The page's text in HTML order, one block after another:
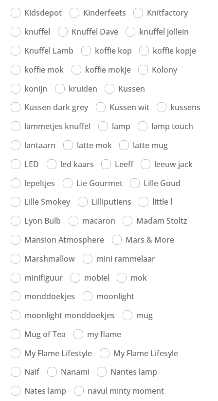
Kidsdepot
Kinderfeets
Knitfactory
knuffel
Knuffel Dave
knuffel jollein
Knuffel Lamb
koffie kop
koffie kopje
koffie mok
koffie mokje
Kolony
konijn
kruiden
Kussen
Kussen dark grey
Kussen wit
kussens
lammetjes knuffel
lamp
lamp touch
lantaarn
latte mok
latte mug
LED
led kaars Leeff
leeuw jack
lepeltjes
Lie Gourmet
Lille Goud
Lille Smokey
Lilliputiens
little l
Lyon Bulb
macaron
Madam Stoltz
Mansion Atmosphere
Mars & More
Marshmallow
mini rammelaar
minifiguur
mobiel
mok
monddoekjes
moonlight
moonlight monddoekjes
mug
Mug of Tea
my flame
My Flame Lifestyle
My Flame Lifesyle
Naif
Nanami
Nantes lamp
Nates lamp
navul minty moment